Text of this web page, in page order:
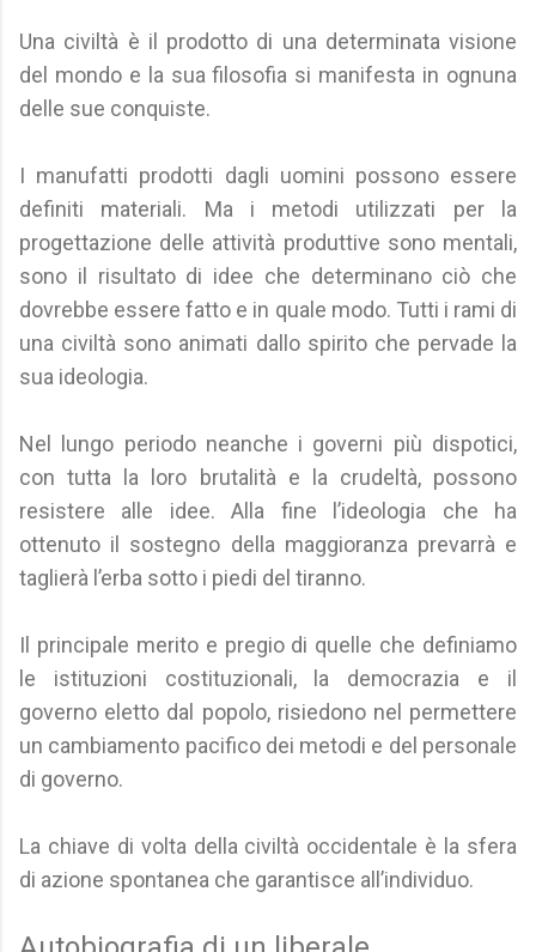
Una civiltà è il prodotto di una determinata visione
del mondo e la sua filosofia si manifesta in ognuna
delle sue conquiste.
I manufatti prodotti dagli uomini possono essere
definiti materiali. Ma i metodi utilizzati per la
progettazione delle attività produttive sono mentali,
sono il risultato di idee che determinano ciò che
dovrebbe essere fatto e in quale modo. Tutti i rami di
una civiltà sono animati dallo spirito che pervade la
sua ideologia.
Nel lungo periodo neanche i governi più dispotici,
con tutta la loro brutalità e la crudeltà, possono
resistere alle idee. Alla fine l’ideologia che ha
ottenuto il sostegno della maggioranza prevarrà e
taglierà l’erba sotto i piedi del tiranno.
Il principale merito e pregio di quelle che definiamo
le istituzioni costituzionali, la democrazia e il
governo eletto dal popolo, risiedono nel permettere
un cambiamento pacifico dei metodi e del personale
di governo.
La chiave di volta della civiltà occidentale è la sfera
di azione spontanea che garantisce all’individuo.